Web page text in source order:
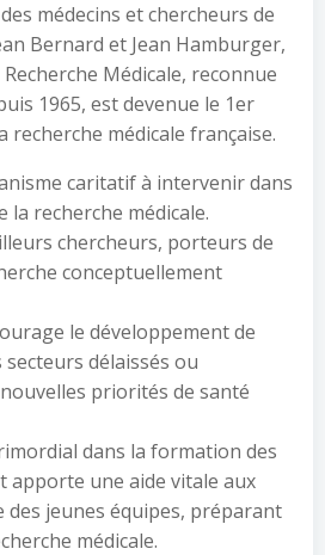
médecins et chercheurs de
Bernard et Jean Hamburger,
Médicale, reconnue
1965, est devenue le 1er
médicale française.
caritatif à intervenir dans
la recherche médicale.
chercheurs, porteurs de
conceptuellement
le développement de
délaissés ou
priorités de santé
dans la formation des
apporte une aide vitale aux
des jeunes équipes, préparant
médicale.